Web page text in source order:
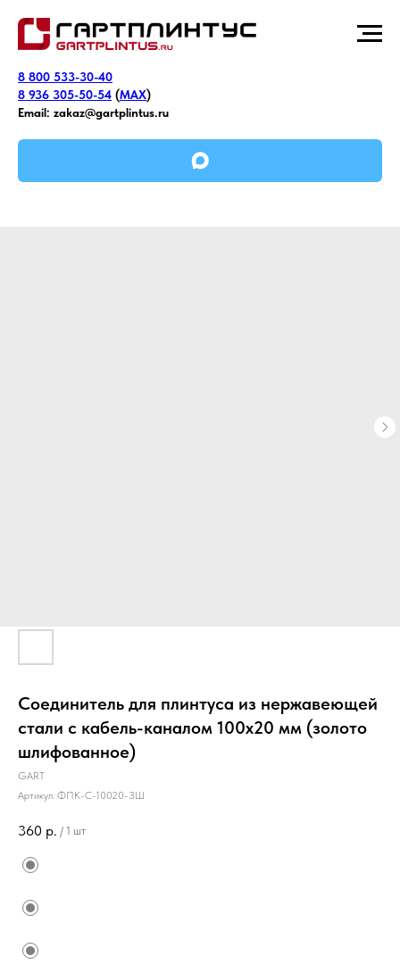
8 800 533-30-40
8 936 305-50-54 (MAX)
Email: zakaz@gartplintus.ru
Соединитель для плинтуса из нержавеющей
стали с кабель-каналом 100х20 мм (золото
шлифованное)
GART
Артикул: ФПК-С-10020-ЗШ
360 р. / 1 шт